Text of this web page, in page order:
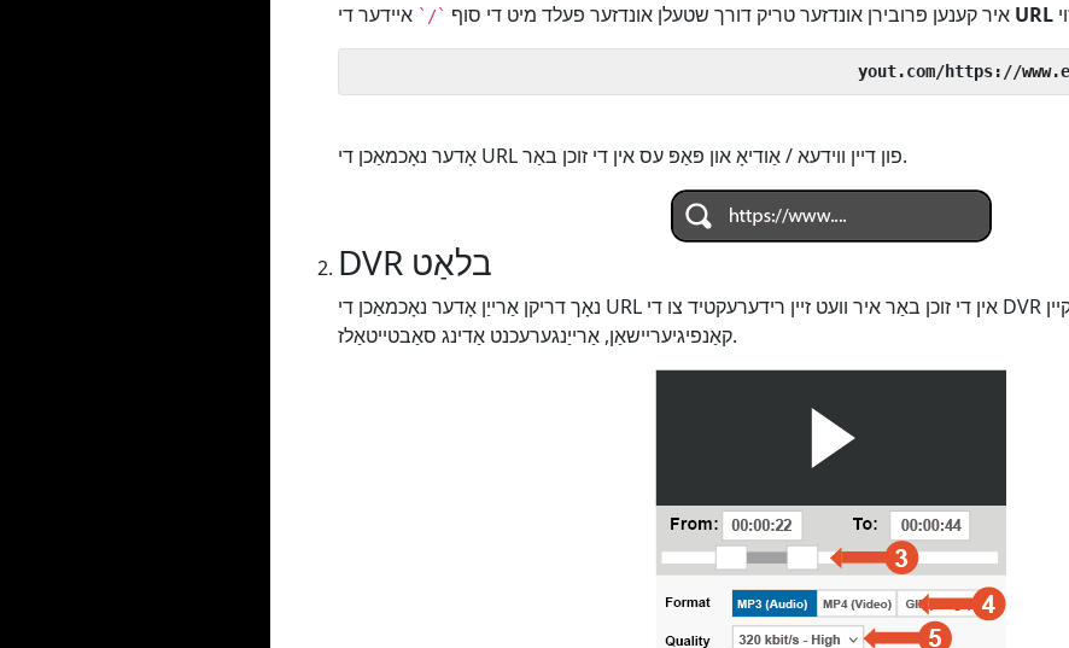
איר קענען פּרובירן אונדזער טריק דורך שטעלן אונדזער פעלד מיט די סוף `/` URL
אָדער נאָכמאַכן די URL פון דיין ווידעא / אַודיאָ און פּאַפּ עס אין די זוכן באַר.
DVR בלאַט
נאָך דריקן אַרייַן אָדער נאָכמאַכן די URL אין די זוכן באַר איר וועט זיין רידערעקטיד צו די DVR בלאַט ווו איר קענען שטעלן קיין
קאַנפיגיעריישאַן, אַרייַנגערעכנט אַדינג סאַבטייטאַלז.